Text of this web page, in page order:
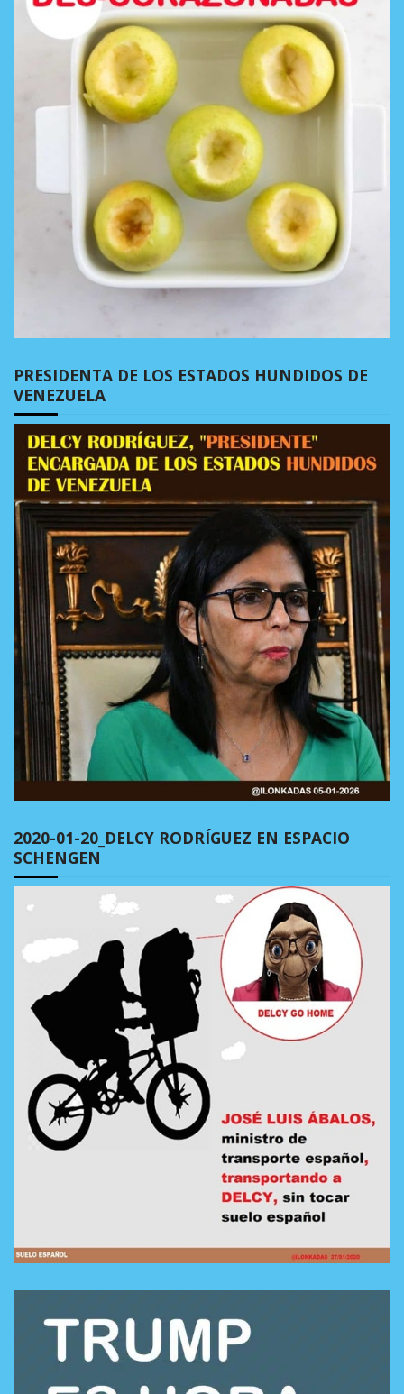
PRESIDENTA DE LOS ESTADOS HUNDIDOS DE
VENEZUELA
2020-01-20_DELCY RODRÍGUEZ EN ESPACIO
SCHENGEN